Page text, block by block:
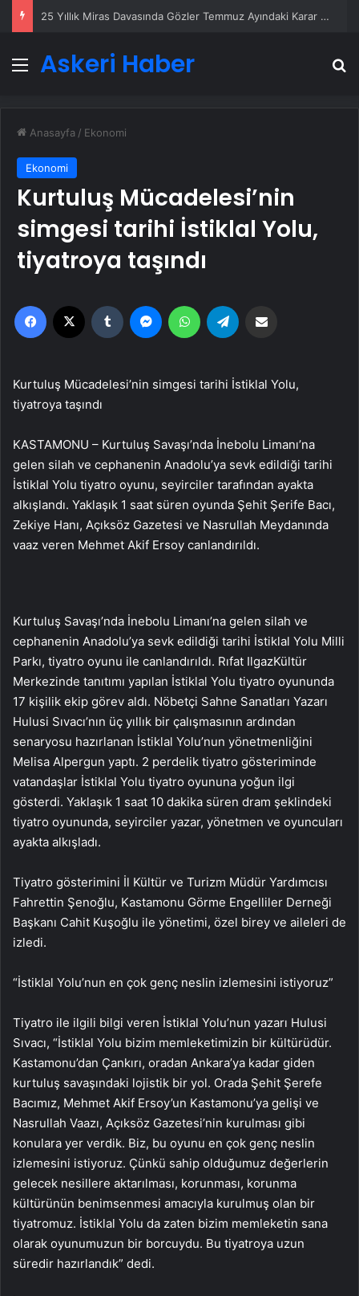
25 Yıllık Miras Davasında Gözler Temmuz Ayındaki Karar Duruşmasına Çevrildi
Menü
Askeri Haber
Anasayfa / Ekonomi
Ekonomi
Kurtuluş Mücadelesi’nin
simgesi tarihi İstiklal Yolu,
tiyatroya taşındı
Facebook Tumblr MessengerWhatsApp
Kurtuluş Mücadelesi’nin simgesi tarihi İstiklal Yolu,
tiyatroya taşındı
KASTAMONU – Kurtuluş Savaşı’nda İnebolu Limanı’na
gelen silah ve cephanenin Anadolu’ya sevk edildiği tarihi
İstiklal Yolu tiyatro oyunu, seyirciler tarafından ayakta
alkışlandı. Yaklaşık 1 saat süren oyunda Şehit Şerife Bacı,
Zekiye Hanı, Açıksöz Gazetesi ve Nasrullah Meydanında
vaaz veren Mehmet Akif Ersoy canlandırıldı.
Kurtuluş Savaşı’nda İnebolu Limanı’na gelen silah ve
cephanenin Anadolu’ya sevk edildiği tarihi İstiklal Yolu Milli
Parkı, tiyatro oyunu ile canlandırıldı. Rıfat IlgazKültür
Merkezinde tanıtımı yapılan İstiklal Yolu tiyatro oyununda
17 kişilik ekip görev aldı. Nöbetçi Sahne Sanatları Yazarı
Hulusi Sıvacı’nın üç yıllık bir çalışmasının ardından
senaryosu hazırlanan İstiklal Yolu’nun yönetmenliğini
Melisa Alpergun yaptı. 2 perdelik tiyatro gösteriminde
vatandaşlar İstiklal Yolu tiyatro oyununa yoğun ilgi
gösterdi. Yaklaşık 1 saat 10 dakika süren dram şeklindeki
tiyatro oyununda, seyirciler yazar, yönetmen ve oyuncuları
ayakta alkışladı.
Tiyatro gösterimini İl Kültür ve Turizm Müdür Yardımcısı
Fahrettin Şenoğlu, Kastamonu Görme Engelliler Derneği
Başkanı Cahit Kuşoğlu ile yönetimi, özel birey ve aileleri de
izledi.
“İstiklal Yolu’nun en çok genç neslin izlemesini istiyoruz”
Tiyatro ile ilgili bilgi veren İstiklal Yolu’nun yazarı Hulusi
Sıvacı, “İstiklal Yolu bizim memleketimizin bir kültürüdür.
Kastamonu’dan Çankırı, oradan Ankara’ya kadar giden
kurtuluş savaşındaki lojistik bir yol. Orada Şehit Şerefe
Bacımız, Mehmet Akif Ersoy’un Kastamonu’ya gelişi ve
Nasrullah Vaazı, Açıksöz Gazetesi’nin kurulması gibi
konulara yer verdik. Biz, bu oyunu en çok genç neslin
izlemesini istiyoruz. Çünkü sahip olduğumuz değerlerin
gelecek nesillere aktarılması, korunması, korunma
kültürünün benimsenmesi amacıyla kurulmuş olan bir
tiyatromuz. İstiklal Yolu da zaten bizim memleketin sana
olarak oyunumuzun bir borcuydu. Bu tiyatroya uzun
süredir hazırlandık” dedi.